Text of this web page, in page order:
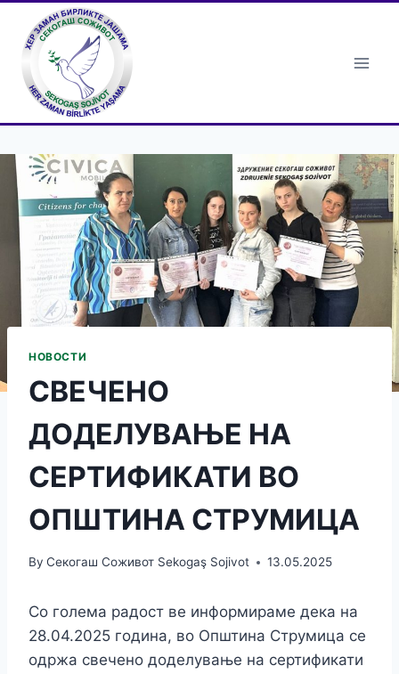
content
НОВОСТИ
СВЕЧЕНО
ДОДЕЛУВАЊЕ НА
СЕРТИФИКАТИ ВО
ОПШТИНА СТРУМИЦА
By Секогаш Соживот Sekogaş Sojivot 13.05.2025
Со голема радост ве информираме дека на
28.04.2025 година, во Општина Струмица се
одржа свечено доделување на сертификати